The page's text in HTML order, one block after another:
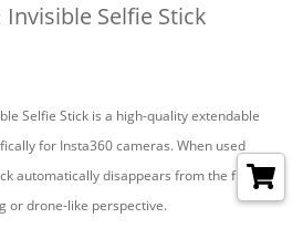
Selfie Stick
Selfie Stick is a high-quality extendable
for Insta360 cameras. When used
automatically disappears from the final
or drone-like perspective.